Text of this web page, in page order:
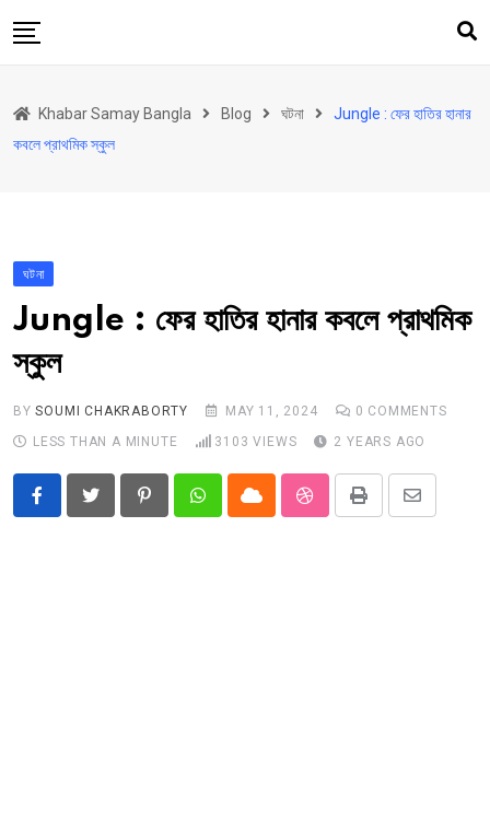
to
উত্তরবঙ্গ
আরও কিছু
Contact
Khabar Samay Hindi
Khabar Samay Bangla Blog ঘটনা
Jungle : ফের হাতির হানার
কবলে প্রাথমিক স্কুল
ঘটনা
Jungle : ফের হাতির হানার কবলে প্রাথমিক
স্কুল
BYSOUMI CHAKRABORTY MAY 11, 2024 0 COMMENTS
LESS THAN A MINUTE
3103 VIEWS 2 YEARS AGO
PinterestWhatsappCloud StumbleUpon
Print
Share